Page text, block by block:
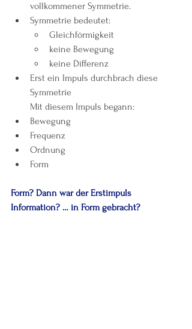
vollkommener Symmetrie.
Symmetrie bedeutet:
Gleichförmigkeit
keine Bewegung
keine Differenz
Erst ein Impuls durchbrach diese
Symmetrie
Mit diesem Impuls begann:
Bewegung
Frequenz
Ordnung
Form
Form? Dann war der Erstimpuls
Information? … in Form gebracht?